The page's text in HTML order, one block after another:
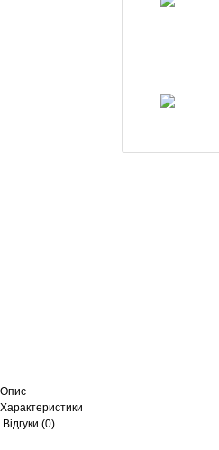
Опис
Характеристики
Відгуки (0)